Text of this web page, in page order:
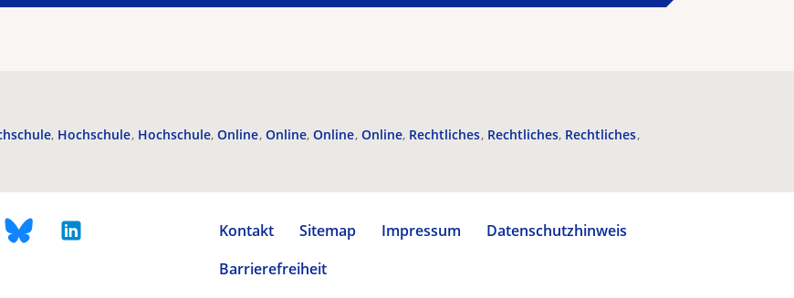
Hochschule Hochschule Online Online Online Online Rechtliches Rechtliches Rechtliches
Kontakt Sitemap Impressum
Datenschutzhinweis
Barrierefreiheit